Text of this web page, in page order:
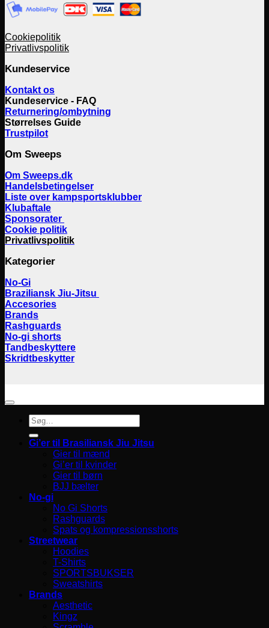
Cookiepolitik
Privatlivspolitik
Kundeservice
Kontakt os
Kundeservice - FAQ
Returnering/ombytning
Størrelses Guide
Trustpilot
Om Sweeps
Om Sweeps.dk
Handelsbetingelser
Liste over kampsportsklubber
Klubaftale
Sponsorater
Cookie politik
Privatlivspolitik
Kategorier
No-Gi
Braziliansk Jiu-Jitsu
Accesories
Brands
Rashguards
No-gi shorts
Tandbeskyttere
Skridtbeskytter
Søg
efter:
Gi’er til Brasiliansk Jiu Jitsu
Gier til mænd
Gi’er til kvinder
Gier til børn
BJJ bælter
No-gi
No Gi Shorts
Rashguards
Spats og kompressionsshorts
Streetwear
Hoodies
T-Shirts
SPORTSBUKSER
Sweatshirts
Brands
Aesthetic
Kingz